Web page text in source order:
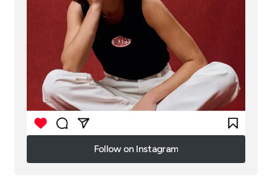
Follow on Instagram
Follow on Instagram